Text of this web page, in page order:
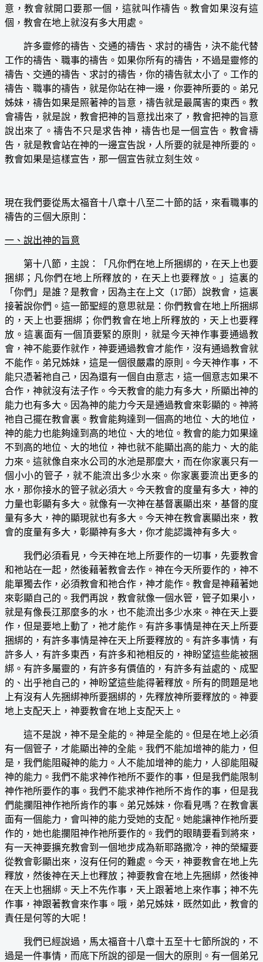
意，教會就開口要那一個，這就叫作禱告。教會如果沒有這
個，教會在地上就沒有多大用處。
許多靈修的禱告、交通的禱告、求討的禱告，決不能代替
工作的禱告、職事的禱告。如果你所有的禱告，不過是靈修的
禱告、交通的禱告、求討的禱告，你的禱告就太小了。工作的
禱告、職事的禱告，就是你站在神一邊，你要神所要的。弟兄
姊妹，禱告如果是照著神的旨意，禱告就是最厲害的東西。教
會禱告，就是說，教會把神的旨意找出來了，教會把神的旨意
說出來了。禱告不只是求告神，禱告也是一個宣告。教會禱
告，就是教會站在神的一邊宣告說，人所要的就是神所要的。
教會如果是這樣宣告，那一個宣告就立刻生效。
現在我們要從馬太福音十八章十八至二十節的話，來看職事的
禱告的三個大原則：
一、說出神的旨意
第十八節，主說：「凡你們在地上所捆綁的，在天上也要
捆綁；凡你們在地上所釋放的，在天上也要釋放。」這裏的
「你們」是誰？是教會，因為主在上文（17節）說教會，這裏
接著說你們。這一節聖經的意思就是：你們教會在地上所捆綁
的，天上也要捆綁；你們教會在地上所釋放的，天上也要釋
放。這裏面有一個頂要緊的原則，就是今天神作事要通過教
會，神不能要作就作，神要通過教會才能作，沒有通過教會就
不能作。弟兄姊妹，這是一個很嚴肅的原則。今天神作事，不
能只憑著祂自己，因為還有一個自由意志，這一個意志如果不
合作，神就沒有法子作。今天教會的能力有多大，所顯出神的
能力也有多大。因為神的能力今天是通過教會來彰顯的。神將
祂自己擺在教會裏。教會能夠達到一個高的地位、大的地位，
神的能力也能夠達到高的地位、大的地位。教會的能力如果達
不到高的地位、大的地位，神也就不能顯出高的能力、大的能
力來。這就像自來水公司的水池是那麼大，而在你家裏只有一
個小小的管子，就不能流出多少水來。你家裏要流出更多的
水，那你接水的管子就必須大。今天教會的度量有多大，神的
力量也彰顯有多大。就像有一次神在基督裏顯出來，基督的度
量有多大，神的顯現就也有多大。今天神在教會裏顯出來，教
會的度量有多大，彰顯神有多大，你才能認識神有多大。
我們必須看見，今天神在地上所要作的一切事，先要教會
和祂站在一起，然後藉著教會去作。神在今天所要作的，神不
能單獨去作，必須教會和祂合作，神才能作。教會是神藉著她
來彰顯自己的。我們再說，教會就像一個水管，管子如果小，
就是有像長江那麼多的水，也不能流出多少水來。神在天上要
作，但是要地上動了，祂才能作。有許多事情是神在天上所要
捆綁的，有許多事情是神在天上所要釋放的。有許多事情，有
許多人，有許多東西，有許多和祂相反的，神盼望這些能被捆
綁。有許多屬靈的，有許多有價值的，有許多有益處的、成聖
的、出乎祂自己的，神盼望這些能得著釋放。所有的問題是地
上有沒有人先捆綁神所要捆綁的，先釋放神所要釋放的。神要
地上支配天上，神要教會在地上支配天上。
這不是說，神不是全能的。神是全能的。但是在地上必須
有一個管子，才能顯出神的全能。我們不能加增神的能力，但
是，我們能阻礙神的能力。人不能加增神的能力，人卻能阻礙
神的能力。我們不能求神作祂所不要作的事，但是我們能限制
神作祂所要作的事。我們不能求神作祂所不肯作的事，但是我
們能攔阻神作祂所肯作的事。弟兄姊妹，你看見嗎？在教會裏
面有一個能力，會叫神的能力受她的支配。她能讓神作祂所要
作的，她也能攔阻神作祂所要作的。我們的眼睛要看到將來，
有一天神要擴充教會到一個地步成為新耶路撒冷，神的榮耀要
從教會彰顯出來，沒有任何的難處。今天，神要教會在地上先
釋放，然後神在天上也釋放；神要教會在地上先捆綁，然後神
在天上也捆綁。天上不先作事，天上跟著地上來作事；神不先
作事，神跟著教會來作事。哦，弟兄姊妹，既然如此，教會的
責任是何等的大呢！
我們已經說過，馬太福音十八章十五至十七節所說的，不
過是一件事情，而底下所說的卻是一個大的原則。有一個弟兄